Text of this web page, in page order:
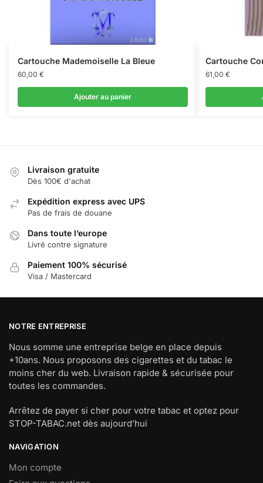
Cartouche Mademoiselle La Bleue
60,00 €
Ajouter au panier
Cartouche
61,00 €
Livraison gratuite
Dès 100€ d'achat
Expédition express avec UPS
Pas de frais de douane
Dans toute l’europe
Livré contre signature
Paiement 100% sécurisé
Visa / Mastercard
NOTRE ENTREPRISE
Nous somme une entreprise belge en place depuis
+10ans. Nous proposons des cigarettes et du tabac le
moins cher du web. Livraison rapide & sécurisée pour
toutes les commandes.
Arrêtez de payer si cher pour votre tabac et optez pour
STOP-TABAC.net dès aujourd’hui
NAVIGATION
Mon compte